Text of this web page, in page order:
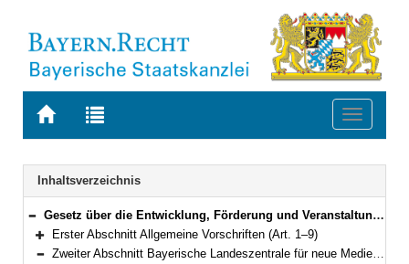
Zur
BAYERN.RECHT
Zur
letzten
Suche
Toggle
Navigation
Inhaltsverzeichnis
Bereich reduzieren
Gesetz über die Entwicklung, Förderung und Veranstaltung privater Rundfunkangebote und anderer Telemedien in Bayern (Bayerisches Mediengesetz – BayMG) in der Fassung der Bekanntmachung vom 22. Oktober 2003 (GVBl. S. 799) BayRS 2251-4-S (Art. 1–39)
Bereich erweitern
Erster Abschnitt Allgemeine Vorschriften (Art. 1–9)
Zweiter Abschnitt Bayerische Landeszentrale für neue Medien (Art. 10–22)